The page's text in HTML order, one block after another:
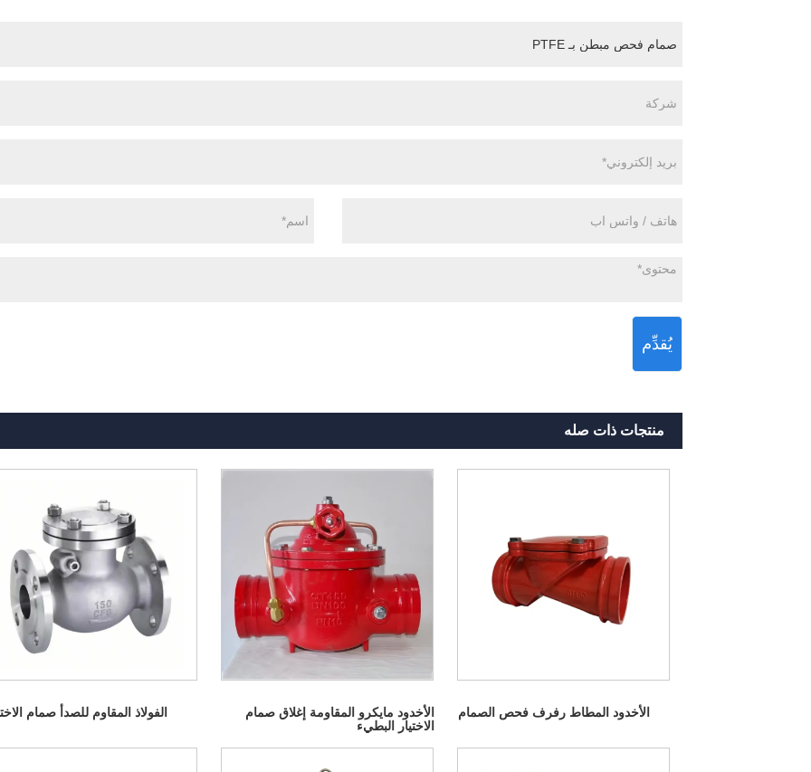
يُقدِّم
منتجات ذات صله
الفولاذ المقاوم للصدأ صمام
الأخدود مايكرو المقاومة إغلاق صمام
الاختيار البطيء
الأخدود المطاط رفرف فحص الصمام